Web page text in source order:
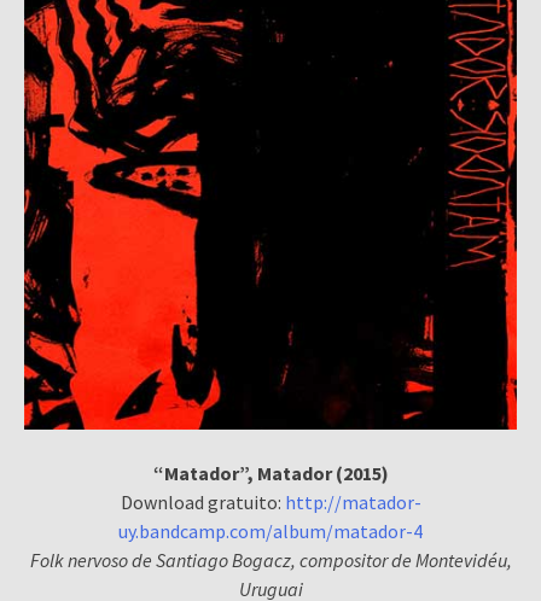
“Matador”, Matador (2015)
Download gratuito: http://matador-
uy.bandcamp.com/album/matador-4
Folk nervoso de Santiago Bogacz, compositor de Montevidéu,
Uruguai